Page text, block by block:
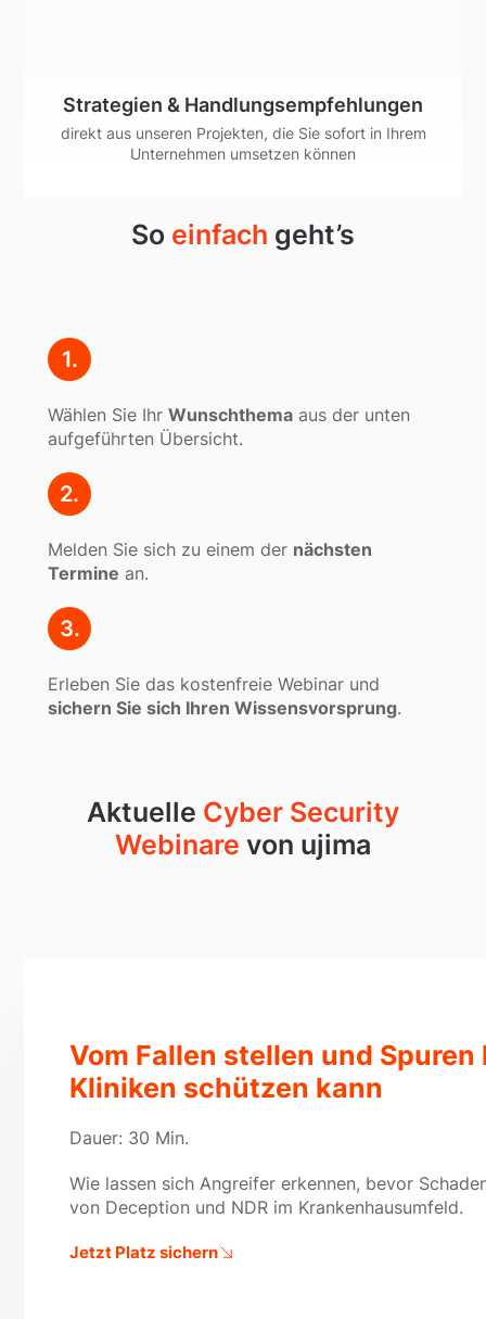
Strategien & Handlungsempfehlungen
direkt aus unseren Projekten, die Sie sofort in Ihrem
Unternehmen umsetzen können
So einfach geht’s
1.
Wählen Sie Ihr Wunschthema aus der unten
aufgeführten Übersicht.
2.
Melden Sie sich zu einem der nächsten
Termine an.
3.
Erleben Sie das kostenfreie Webinar und
sichern Sie sich Ihren Wissensvorsprung.
Aktuelle Cyber Security
Webinare von ujima
Vom Fallen stellen und Spuren
Kliniken schützen kann
Dauer: 30 Min.
Wie lassen sich Angreifer erkennen, bevor
von Deception und NDR im Krankenhausumfeld.
Jetzt Platz sichern